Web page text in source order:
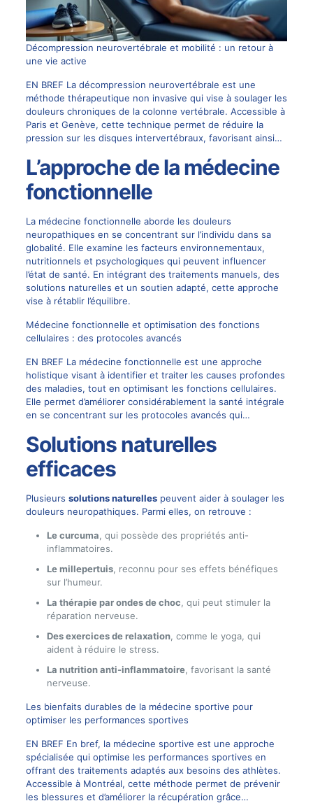
Décompression neurovertébrale et mobilité : un retour à
une vie active
EN BREF La décompression neurovertébrale est une
méthode thérapeutique non invasive qui vise à soulager les
douleurs chroniques de la colonne vertébrale. Accessible à
Paris et Genève, cette technique permet de réduire la
pression sur les disques intervertébraux, favorisant ainsi…
L’approche de la médecine
fonctionnelle
La médecine fonctionnelle aborde les douleurs
neuropathiques en se concentrant sur l’individu dans sa
globalité. Elle examine les facteurs environnementaux,
nutritionnels et psychologiques qui peuvent influencer
l’état de santé. En intégrant des traitements manuels, des
solutions naturelles et un soutien adapté, cette approche
vise à rétablir l’équilibre.
Médecine fonctionnelle et optimisation des fonctions
cellulaires : des protocoles avancés
EN BREF La médecine fonctionnelle est une approche
holistique visant à identifier et traiter les causes profondes
des maladies, tout en optimisant les fonctions cellulaires.
Elle permet d’améliorer considérablement la santé intégrale
en se concentrant sur les protocoles avancés qui…
Solutions naturelles
efficaces
Plusieurs solutions naturellespeuvent aider à soulager les
douleurs neuropathiques. Parmi elles, on retrouve :
Le curcuma, qui possède des propriétés anti-
inflammatoires.
Le millepertuis, reconnu pour ses effets bénéfiques
sur l’humeur.
La thérapie par ondes de choc, qui peut stimuler la
réparation nerveuse.
Des exercices de relaxation, comme le yoga, qui
aident à réduire le stress.
La nutrition anti-inflammatoire, favorisant la santé
nerveuse.
Les bienfaits durables de la médecine sportive pour
optimiser les performances sportives
EN BREF En bref, la médecine sportive est une approche
spécialisée qui optimise les performances sportives en
offrant des traitements adaptés aux besoins des athlètes.
Accessible à Montréal, cette méthode permet de prévenir
les blessures et d’améliorer la récupération grâce…